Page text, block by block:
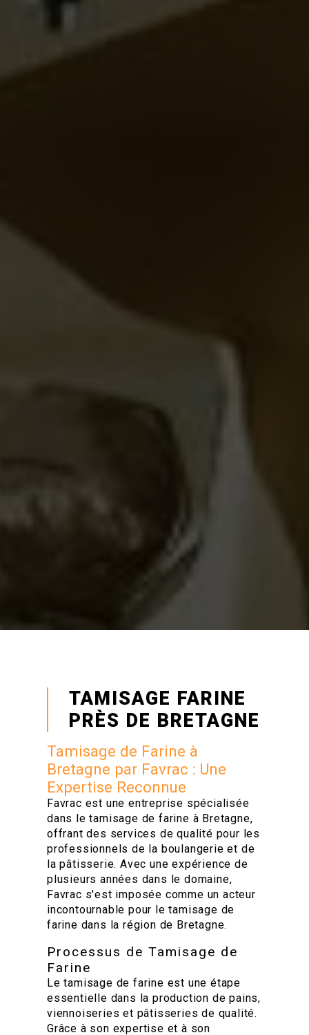
TAMISAGE FARINE
PRÈS DE BRETAGNE
Tamisage de Farine à
Bretagne par Favrac : Une
Expertise Reconnue
Favrac est une entreprise spécialisée
dans le tamisage de farine à Bretagne,
offrant des services de qualité pour les
professionnels de la boulangerie et de
la pâtisserie. Avec une expérience de
plusieurs années dans le domaine,
Favrac s'est imposée comme un acteur
incontournable pour le tamisage de
farine dans la région de Bretagne.
Processus de Tamisage de
Farine
Le tamisage de farine est une étape
essentielle dans la production de pains,
viennoiseries et pâtisseries de qualité.
Grâce à son expertise et à son